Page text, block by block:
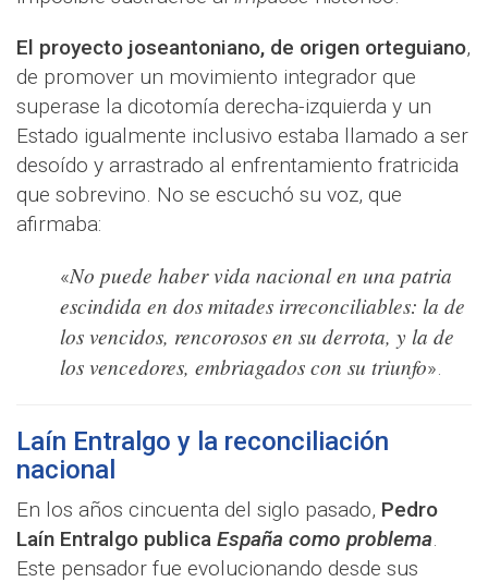
El proyecto joseantoniano, de origen orteguiano,
de promover un movimiento integrador que
superase la dicotomía derecha-izquierda y un
Estado igualmente inclusivo estaba llamado a ser
desoído y arrastrado al enfrentamiento fratricida
que sobrevino. No se escuchó su voz, que
afirmaba:
«No puede haber vida nacional en una patria
escindida en dos mitades irreconciliables: la de
los vencidos, rencorosos en su derrota, y la de
los vencedores, embriagados con su triunfo».
Laín Entralgo y la reconciliación
nacional
En los años cincuenta del siglo pasado, Pedro
Laín Entralgo publica España como problema.
Este pensador fue evolucionando desde sus